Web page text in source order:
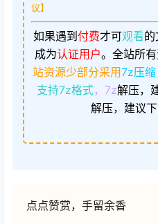
议】
如果遇到 付费才可观看
成为认证用户。 全站所
站资源少部分采用7z压缩
支持7z格式，7z解压，
解压，建议
点点赞赏，手留余香